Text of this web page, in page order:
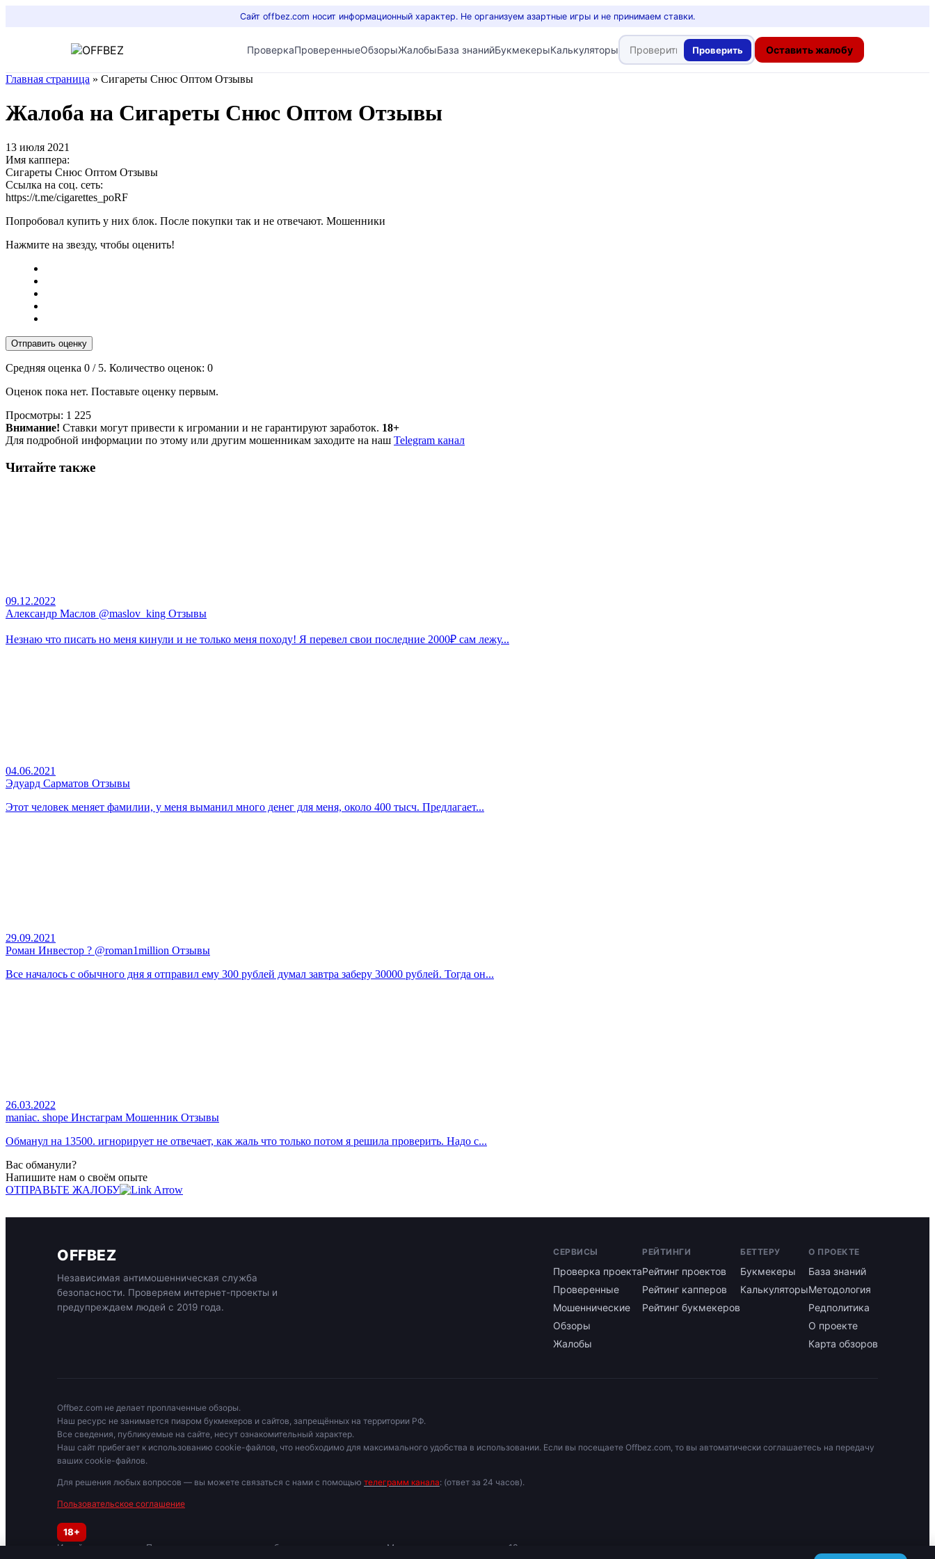
Сайт offbez.com носит информационный характер. Не организуем азартные игры и не принимаем ставки.
ПроверкаПроверенныеОбзорыЖалобыБаза знанийБукмекерыКалькуляторы Проверить Оставить жалобу
Главная страница » Сигареты Снюс Оптом Отзывы
Жалоба на Сигареты Снюс Оптом Отзывы
13 июля 2021
Имя каппера:
Сигареты Снюс Оптом Отзывы
Ссылка на соц. сеть:
https://t.me/cigarettes_poRF
Попробовал купить у них блок. После покупки так и не отвечают. Мошенники
Нажмите на звезду, чтобы оценить!
Отправить оценку
Средняя оценка 0 / 5. Количество оценок: 0
Оценок пока нет. Поставьте оценку первым.
Просмотры: 1 225
Внимание! Ставки могут привести к игромании и не гарантируют заработок. 18+
Для подробной информации по этому или другим мошенникам заходите на наш Telegram канал
Читайте также
09.12.2022
Александр Маслов @maslov_king Отзывы
Незнаю что писать но меня кинули и не только меня походу! Я перевел свои последние 2000₽ сам лежу...
04.06.2021
Эдуард Сарматов Отзывы
Этот человек меняет фамилии, у меня выманил много денег для меня, около 400 тысч. Предлагает...
29.09.2021
Роман Инвестор ? @roman1million Отзывы
Все началось с обычного дня я отправил ему 300 рублей думал завтра заберу 30000 рублей. Тогда он...
26.03.2022
maniac. shope Инстаграм Мошенник Отзывы
Обманул на 13500. игнорирует не отвечает, как жаль что только потом я решила проверить. Надо с...
Вас обманули?
Напишите нам о своём опыте
ОТПРАВЬТЕ ЖАЛОБУ
OFFBEZ
Независимая антимошенническая служба
безопасности. Проверяем интернет-проекты и
предупреждаем людей с 2019 года.
СЕРВИСЫ
Проверка проекта
Проверенные
Мошеннические
Обзоры
Жалобы
РЕЙТИНГИ
Рейтинг проектов
Рейтинг капперов
Рейтинг букмекеров
БЕТТЕРУ
Букмекеры
Калькуляторы
О ПРОЕКТЕ
База знаний
Методология
Редполитика
О проекте
Карта обзоров
Offbez.com не делает проплаченные обзоры.
Наш ресурс не занимается пиаром букмекеров и сайтов, запрещённых на территории РФ.
Все сведения, публикуемые на сайте, несут ознакомительный характер.
Наш сайт прибегает к использованию cookie-файлов, что необходимо для максимального удобства в использовании. Если вы посещаете Offbez.com, то вы автоматически соглашаетесь на передачу
ваших cookie-файлов.
Для решения любых вопросов — вы можете связаться с нами с помощью телеграмм канала: (ответ за 24 часов).
Пользовательское соглашение
18+
Играйте осторожно. При признаках зависимости обратитесь к специалисту. Материалы для лиц старше 18 лет.